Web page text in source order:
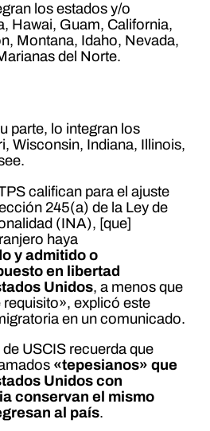
los estados y/o
Hawai, Guam, California,
Montana, Idaho, Nevada,
del Norte.
parte, lo integran los
Wisconsin, Indiana, Illinois,
califican para el ajuste
245(a) de la Ley de
(INA), [que]
haya
y admitido o
en libertad
Unidos, a menos que
explicó este
en un comunicado.
USCIS recuerda que
«tepesianos» que
Unidos con
conservan el mismo
al país.